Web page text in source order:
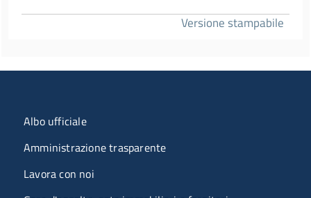
Versione stampabile
Menu organizzazione
Albo ufficiale
Amministrazione trasparente
Lavora con noi